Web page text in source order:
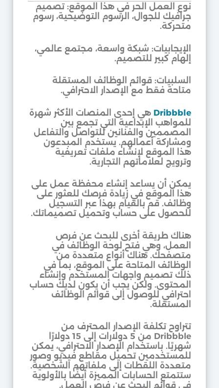
نوع العمل الحر في هذا الموقع: تصميم
جرافيك للجوال، الرسوم التوضيحية، رسوم
متحركة.
الإيجابيات: شبكة واسعة، مجتمع عالمي،
إلهام كبير للتصميم.
السلبيات: قوائم الوظائف المستقلة
متاحة فقط مع الإصدار الاحترافي.
Dribbble هي إحدى المنصات الأكثر شهرة
للمواهب الإبداعية التي تجمع بين
المصممين والفنانين للتواصل والتفاعل
ومشاركة أعمالهم. يستخدم المبدعون
هذا الموقع لإنشاء ملفات تعريفية
وترويج لعلاماتهم التجارية.
يمكن أن يساعد إنشاء محفظة عمل على
هذا الموقع في زيادة فرصك للعثور على
وظائف. قم بالقيام بهذا عبر التسجيل
للحصول على حساب وتحميل تصميماتك.
هناك طريقة أخرى للبحث عن فرص
العمل، وهي فتح لوحة الوظائف في
متصفحك. هناك أنواع متعددة من
الوظائف المتاحة على الموقع، بما في
ذلك تصميم واجهات المستخدم وإنشاء
المحتوى. ولكن يجب أن يكون لديك حساب
احترافي للوصول إلى قوائم الوظائف
المستقلة.
تتراوح تكلفة الإصدار المحترف من
Dribbble من 5 دولارات إلى 15 دولارًا
شهريًا. باستخدام الإصدار الاحترافي، يمكن
للمستخدمين تحميل مقاطع فيديو وصور
متعددة اللقطات إلى ملفاتهم الشخصية.
ستتمتع الحسابات المميزة أيضًا بالأولوية
في قوائم البحث عن فرص العمل.